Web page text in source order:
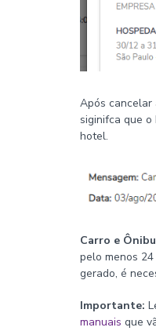
Após cancelar
siginifca que
hotel.
Carro e
pelo menos
gerado, é
Importante:
manuais que